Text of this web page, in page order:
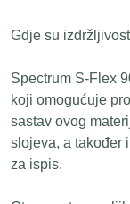
Gdje su
Spectrum S-Flex
koji omogućuje
sastav ovog
slojeva, a također
za ispis.